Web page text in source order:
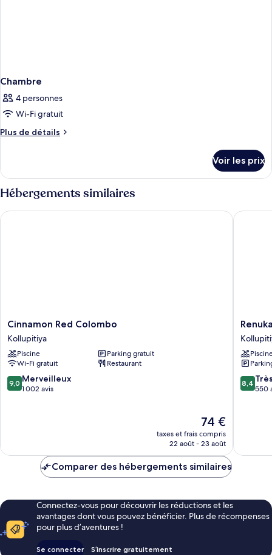
Chambre
4 personnes
Wi-Fi gratuit
Plus de détails
Plus
le
type
de
Chambre
Voir les prix
Hébergements similaires
Cinnamon
Red
Colombo
Kollupitiya
Cinnamon Red Colombo
Kollupitiya
Piscine
Parking gratuit
Wi-Fi gratuit
Restaurant
9.0
sur
9,0 Merveilleux
1 002 avis
Le
nouveau
prix
de
74 €
taxes et frais compris
22 août - 23 août
Cinnamon Red Colombo
Renuka
City
Hotel
8.4
sur
8,4
550
Renuka
Comparer des hébergements similaires
Connectez-vous pour découvrir les réductions et les
avantages dont vous pouvez bénéficier. Plus de récompenses
pour plus d’aventures !
Se connecter S’inscrire gratuitement